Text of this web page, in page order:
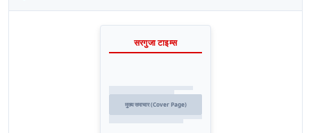
सरगुजा टाइम्स
मुख्य समाचार (Cover Page)